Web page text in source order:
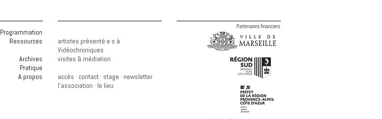
Programmation
Ressources
Archives
Pratique
A propos
artistes présenté·e·s à
Vidéochroniques
visites & médiation
accès · contact · stage · newsletter
l'association · le lieu
Partenaires financiers